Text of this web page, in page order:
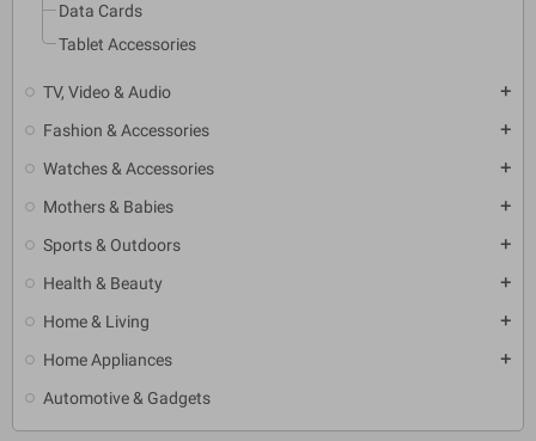
Data Cards
Tablet Accessories
TV, Video & Audio add
Fashion & Accessories add
Watches & Accessories add
Mothers & Babies add
Sports & Outdoors add
Health & Beauty add
Home & Living add
Home Appliances add
Automotive & Gadgets